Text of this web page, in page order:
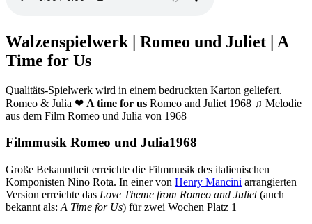
Walzenspielwerk | Romeo und Juliet | A
Time for Us
Qualitäts-Spielwerk wird in einem bedruckten Karton geliefert.
Romeo & Julia ❤ A time for us Romeo and Juliet 1968 ♫ Melodie
aus dem Film Romeo und Julia von 1968
Filmmusik Romeo und Julia1968
Große Bekanntheit erreichte die Filmmusik des italienischen
Komponisten Nino Rota. In einer von Henry Mancini arrangierten
Version erreichte das Love Theme from Romeo and Juliet(auch
bekannt als: A Time for Us) für zwei Wochen Platz 1